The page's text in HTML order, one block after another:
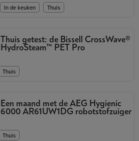
In de keuken Thuis
Thuis getest: de Bissell CrossWave®
HydroSteam™ PET Pro
Thuis
Een maand met de AEG Hygienic
6000 AR61UW1DG robotstofzuiger
Thuis